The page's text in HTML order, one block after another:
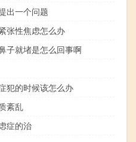
出一个问题
张性焦虑怎么办
子就堵是怎么回事啊
犯的时候该怎么办
紊乱
症的治